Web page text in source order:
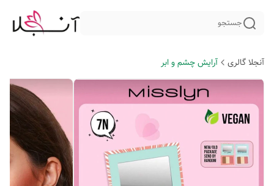
جستجو
آنجلا گالری آرایش چشم و ابر